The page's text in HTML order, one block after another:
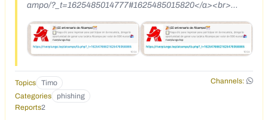
ampo/?_t=1625485014777#1625485015820</a><br>
de Alcampo!</div><div>A través del cuestionario, tendrá la
oportunidad de obtener una tarjeta Alcampo por valor de
500 euros.<br><br></div><div><br></div>
Topics Timo
Channels:
Categories
phishing
Reports2